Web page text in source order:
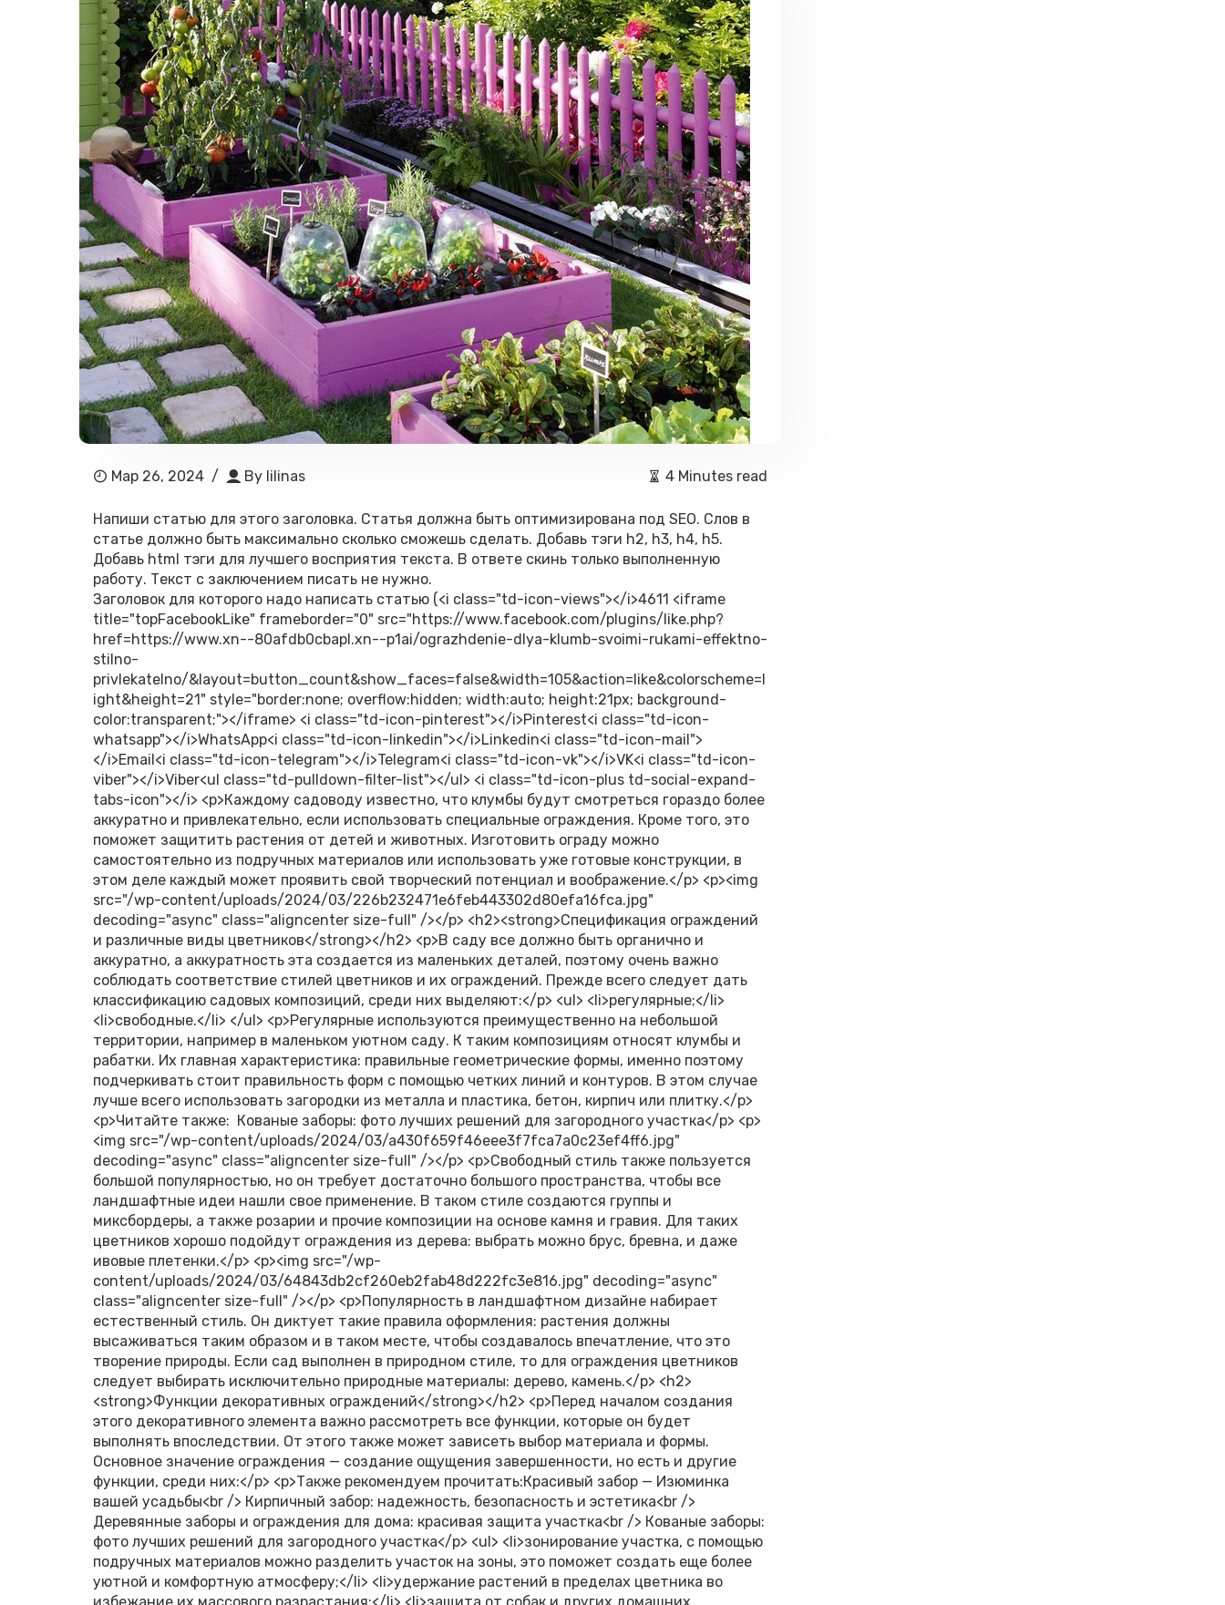
Мар 26, 2024 / By lilinas 4 Minutes read
Напиши статью для этого заголовка. Статья должна быть оптимизирована под SEO. Слов в
статье должно быть максимально сколько сможешь сделать. Добавь тэги h2, h3, h4, h5.
Добавь html тэги для лучшего восприятия текста. В ответе скинь только выполненную
работу. Текст с заключением писать не нужно.
Заголовок для которого надо написать статью (<i class="td-icon-views"></i>4611 <iframe
title="topFacebookLike" frameborder="0" src="https://www.facebook.com/plugins/like.php?
href=https://www.xn--80afdb0cbapl.xn--p1ai/ograzhdenie-dlya-klumb-svoimi-rukami-effektno-
stilno-
privlekatelno/&layout=button_count&show_faces=false&width=105&action=like&colorscheme=l
ight&height=21" style="border:none; overflow:hidden; width:auto; height:21px; background-
color:transparent;"></iframe> <i class="td-icon-pinterest"></i>Pinterest<i class="td-icon-
whatsapp"></i>WhatsApp<i class="td-icon-linkedin"></i>Linkedin<i class="td-icon-mail">
</i>Email<i class="td-icon-telegram"></i>Telegram<i class="td-icon-vk"></i>VK<i class="td-icon-
viber"></i>Viber<ul class="td-pulldown-filter-list"></ul> <i class="td-icon-plus td-social-expand-
tabs-icon"></i> <p>Каждому садоводу известно, что клумбы будут смотреться гораздо более
аккуратно и привлекательно, если использовать специальные ограждения. Кроме того, это
поможет защитить растения от детей и животных. Изготовить ограду можно
самостоятельно из подручных материалов или использовать уже готовые конструкции, в
этом деле каждый может проявить свой творческий потенциал и воображение.</p> <p><img
src="/wp-content/uploads/2024/03/226b232471e6feb443302d80efa16fca.jpg"
decoding="async" class="aligncenter size-full" /></p> <h2><strong>Спецификация ограждений
и различные виды цветников</strong></h2> <p>В саду все должно быть органично и
аккуратно, а аккуратность эта создается из маленьких деталей, поэтому очень важно
соблюдать соответствие стилей цветников и их ограждений. Прежде всего следует дать
классификацию садовых композиций, среди них выделяют:</p> <ul> <li>регулярные;</li>
<li>свободные.</li> </ul> <p>Регулярные используются преимущественно на небольшой
территории, например в маленьком уютном саду. К таким композициям относят клумбы и
рабатки. Их главная характеристика: правильные геометрические формы, именно поэтому
подчеркивать стоит правильность форм с помощью четких линий и контуров. В этом случае
лучше всего использовать загородки из металла и пластика, бетон, кирпич или плитку.</p>
<p>Читайте также: Кованые заборы: фото лучших решений для загородного участка</p> <p>
<img src="/wp-content/uploads/2024/03/a430f659f46eee3f7fca7a0c23ef4ff6.jpg"
decoding="async" class="aligncenter size-full" /></p> <p>Свободный стиль также пользуется
большой популярностью, но он требует достаточно большого пространства, чтобы все
ландшафтные идеи нашли свое применение. В таком стиле создаются группы и
миксбордеры, а также розарии и прочие композиции на основе камня и гравия. Для таких
цветников хорошо подойдут ограждения из дерева: выбрать можно брус, бревна, и даже
ивовые плетенки.</p> <p><img src="/wp-
content/uploads/2024/03/64843db2cf260eb2fab48d222fc3e816.jpg" decoding="async"
class="aligncenter size-full" /></p> <p>Популярность в ландшафтном дизайне набирает
естественный стиль. Он диктует такие правила оформления: растения должны
высаживаться таким образом и в таком месте, чтобы создавалось впечатление, что это
творение природы. Если сад выполнен в природном стиле, то для ограждения цветников
следует выбирать исключительно природные материалы: дерево, камень.</p> <h2>
<strong>Функции декоративных ограждений</strong></h2> <p>Перед началом создания
этого декоративного элемента важно рассмотреть все функции, которые он будет
выполнять впоследствии. От этого также может зависеть выбор материала и формы.
Основное значение ограждения — создание ощущения завершенности, но есть и другие
функции, среди них:</p> <p>Также рекомендуем прочитать:Красивый забор — Изюминка
вашей усадьбы<br /> Кирпичный забор: надежность, безопасность и эстетика<br />
Деревянные заборы и ограждения для дома: красивая защита участка<br /> Кованые заборы:
фото лучших решений для загородного участка</p> <ul> <li>зонирование участка, с помощью
подручных материалов можно разделить участок на зоны, это поможет создать еще более
уютной и комфортную атмосферу;</li> <li>удержание растений в пределах цветника во